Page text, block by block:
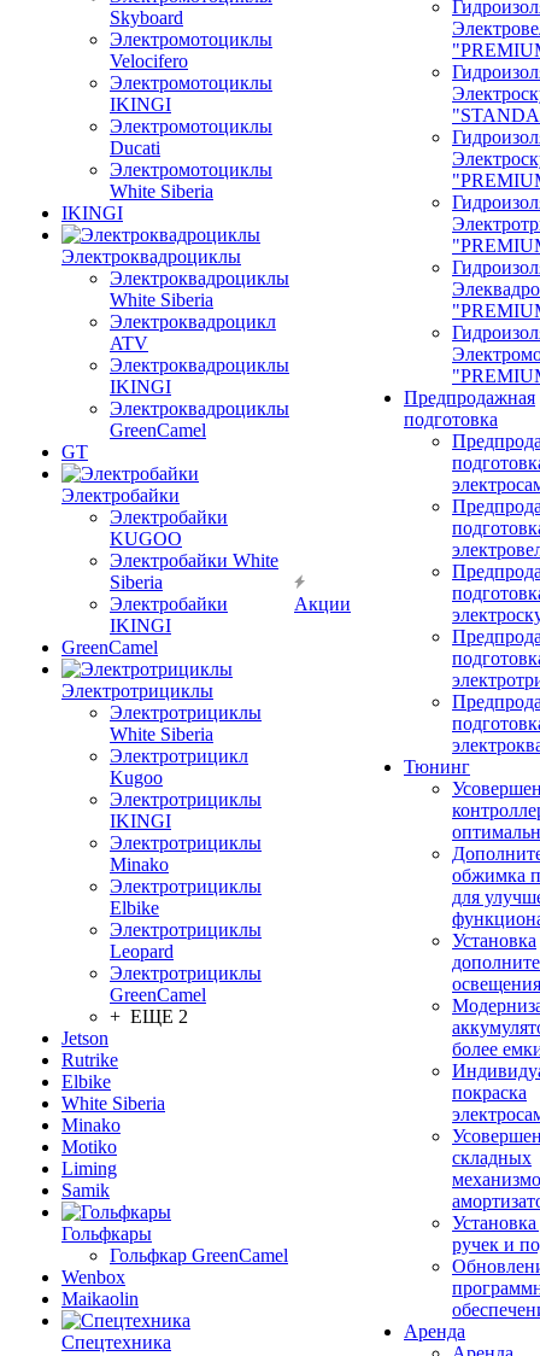
Skyboard
Электромотоциклы
Velocifero
Электромотоциклы
IKINGI
Электромотоциклы
Ducati
Электромотоциклы
White Siberia
IKINGI
Электроквадроциклы
Электроквадроциклы
White Siberia
Электроквадроцикл
ATV
Электроквадроциклы
IKINGI
Электроквадроциклы
GreenCamel
GT
Электробайки
Электробайки
KUGOO
Электробайки White
Siberia
Электробайки
IKINGI
GreenCamel
Электротрициклы
Электротрициклы
White Siberia
Электротрицикл
Kugoo
Электротрициклы
IKINGI
Электротрициклы
Minako
Электротрициклы
Elbike
Электротрициклы
Leopard
Электротрициклы
GreenCamel
+ ЕЩЕ 2
Jetson
Rutrike
Elbike
White Siberia
Minako
Motiko
Liming
Samik
Гольфкары
Гольфкар GreenCamel
Wenbox
Maikaolin
Спецтехника
Акции
Предпродажная
подготовка
Тюнинг
обжимка
для
Установка
освещения
более
покраска
складных
ручек и
Аренда